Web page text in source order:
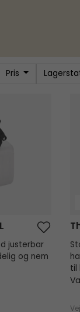
Pris
justerbar
og nem
til